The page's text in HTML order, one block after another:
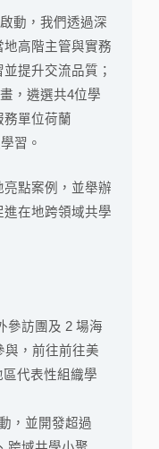
動，我們透過深
高階主管與實務
提升交流品質；
，遴選共4位學
單位荷蘭
習。
點案例，並舉辦
在地跨領域共學
參訪團及 2 場海
與，前往前往美
代表性組織學
，並開發超過